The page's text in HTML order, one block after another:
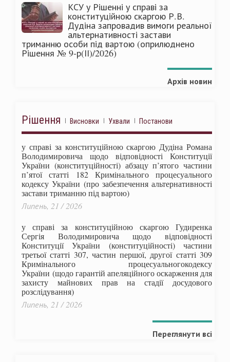
КСУ у Рішенні у справі за
конституційною скаргою Р.В.
Дудіна запровадив вимоги реальної
альтернативності застави
триманню особи під вартою (оприлюднено
Рішення № 9-р(ІІ)/2026)
Архів новин
Рішення Висновки Ухвали Постанови
у справі за конституційною скаргою Дудіна Романа
Володимировича щодо відповідності Конституції
України (конституційності) абзацу п’ятого частини
п’ятої статті 182 Кримінального процесуального
кодексу України (про забезпечення альтернативності
застави триманню під вартою)
Липень, 21 / 2026
у справі за конституційною скаргою Гудиренка
Сергія Володимировича щодо відповідності
Конституції України (конституційності) частини
третьої статті 307, частин першої, другої статті 309
Кримінального процесуальногокодексу
України (щодо гарантій апеляційного оскарження для
захисту майнових прав на стадії досудового
розслідування)
Липень, 21 / 2026
Переглянути всі